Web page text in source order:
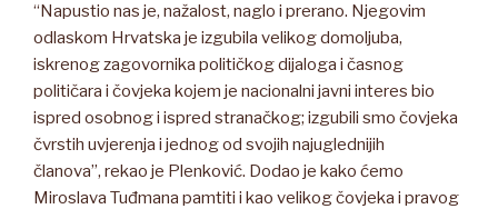
“Napustio nas je, nažalost, naglo i prerano. Njegovim
odlaskom Hrvatska je izgubila velikog domoljuba,
iskrenog zagovornika političkog dijaloga i časnog
političara i čovjeka kojem je nacionalni javni interes bio
ispred osobnog i ispred stranačkog; izgubili smo čovjeka
čvrstih uvjerenja i jednog od svojih najuglednijih
članova”, rekao je Plenković. Dodao je kako ćemo
Miroslava Tuđmana pamtiti i kao velikog čovjeka i pravog